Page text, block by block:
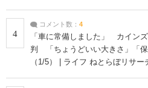
4
コメント数： 4
「車に常備しました」 カイン
判 「ちょうどいい大きさ」「保
（1/5） | ライフ ねとらぼリサー